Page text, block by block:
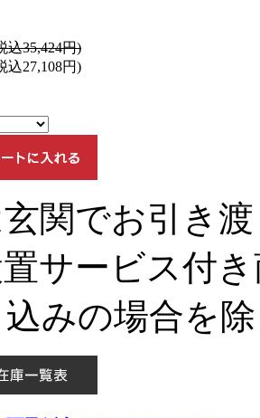
込35,424円)
込27,108円)
関でお引き
置サービス付
みの場合を